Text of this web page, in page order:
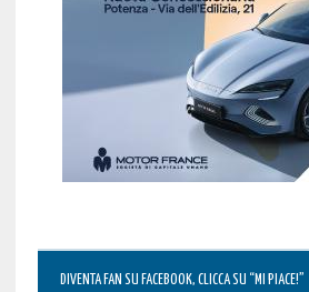
DIVENTA FAN SU FACEBOOK, CLICCA SU “MI PIACE!”